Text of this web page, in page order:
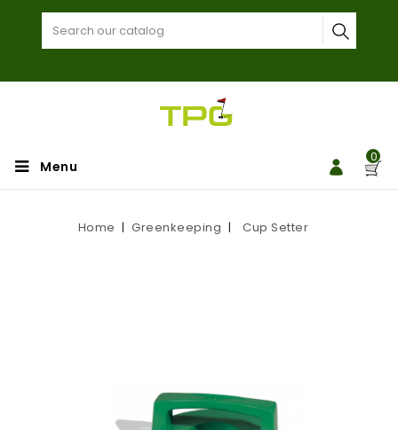
0
Menu
Home Greenkeeping Cup Setter